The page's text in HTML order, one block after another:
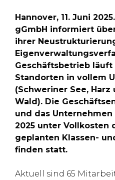
Hannover, 11. Juni
gGmbH informiert
ihrer
Geschäftsbetrieb läuft
Standorten in vollem
(Schweriner See,
Wald). Die
und das
2025 unter Vollkosten
geplanten Klassen-
finden statt.
Aktuell sind 65